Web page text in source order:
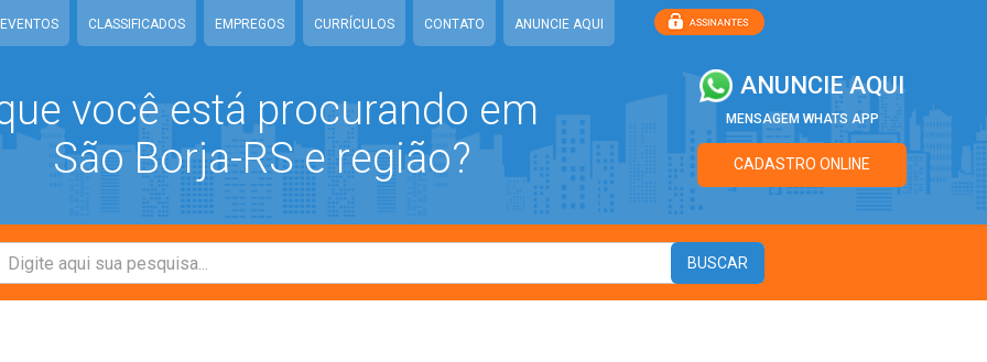
EVENTOS CLASSIFICADOS EMPREGOS CURRÍCULOS CONTATO ANUNCIE AQUI
você está procurando em
São Borja-RS e região?
ANUNCIE AQUI
MENSAGEM WHATS APP
CADASTRO ONLINE